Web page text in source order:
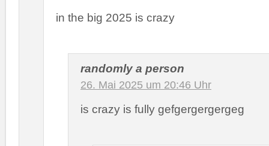
in the big 2025 is crazy
randomly a person
26. Mai 2025 um 20:46 Uhr
is crazy is fully gefgergergergeg